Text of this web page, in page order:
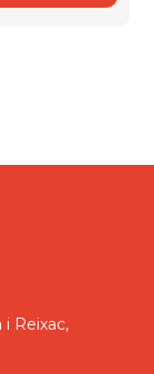
Reixac,